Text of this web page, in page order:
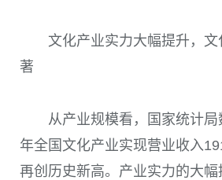
文化产业实力大幅提升，
著
从产业规模看，国家统计
年全国文化产业实现营业收入
再创历史新高。产业实力的大